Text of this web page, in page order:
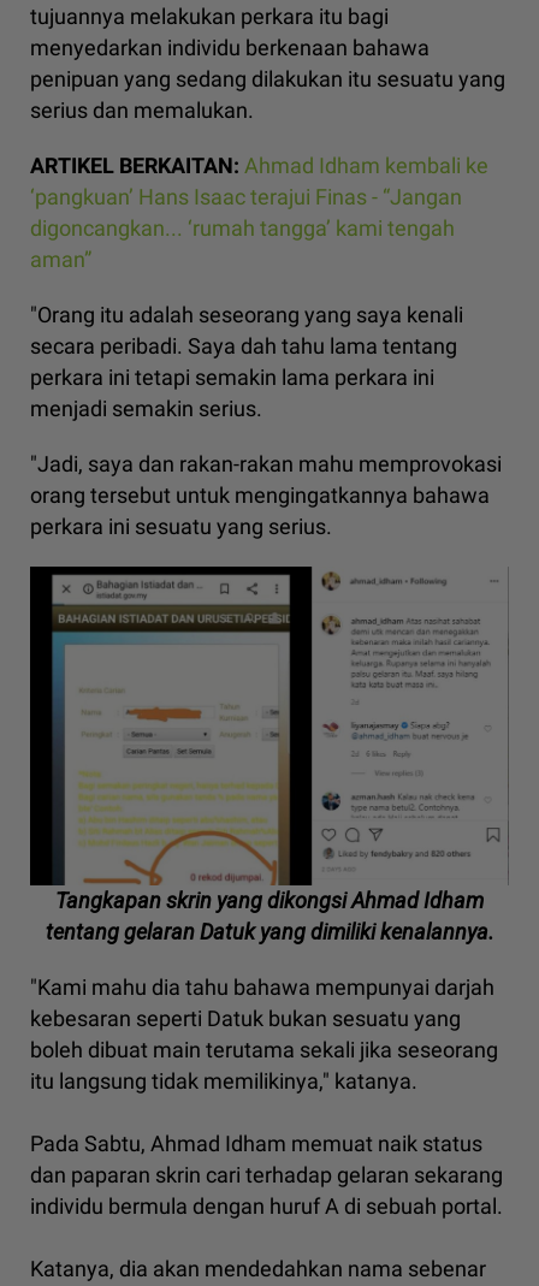
tujuannya melakukan perkara itu bagi
menyedarkan individu berkenaan bahawa
penipuan yang sedang dilakukan itu sesuatu yang
serius dan memalukan.
ARTIKEL BERKAITAN: Ahmad Idham kembali ke
‘pangkuan’ Hans Isaac terajui Finas - “Jangan
digoncangkan... ‘rumah tangga’ kami tengah
aman”
"Orang itu adalah seseorang yang saya kenali
secara peribadi. Saya dah tahu lama tentang
perkara ini tetapi semakin lama perkara ini
menjadi semakin serius.
"Jadi, saya dan rakan-rakan mahu memprovokasi
orang tersebut untuk mengingatkannya bahawa
perkara ini sesuatu yang serius.
Tangkapan skrin yang dikongsi Ahmad Idham
tentang gelaran Datuk yang dimiliki kenalannya.
"Kami mahu dia tahu bahawa mempunyai darjah
kebesaran seperti Datuk bukan sesuatu yang
boleh dibuat main terutama sekali jika seseorang
itu langsung tidak memilikinya," katanya.
Pada Sabtu, Ahmad Idham memuat naik status
dan paparan skrin cari terhadap gelaran sekarang
individu bermula dengan huruf A di sebuah portal.
Katanya, dia akan mendedahkan nama sebenar